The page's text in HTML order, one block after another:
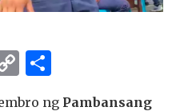
Copy
Link
ng Pambansang